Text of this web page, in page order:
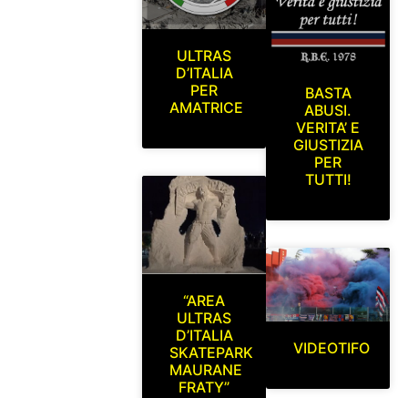
ULTRAS
D’ITALIA
PER
AMATRICE
“AREA
ULTRAS
D’ITALIA
SKATEPARK
MAURANE
FRATY”
BASTA
ABUSI.
VERITA’ E
GIUSTIZIA
PER
TUTTI!
VIDEOTIFO